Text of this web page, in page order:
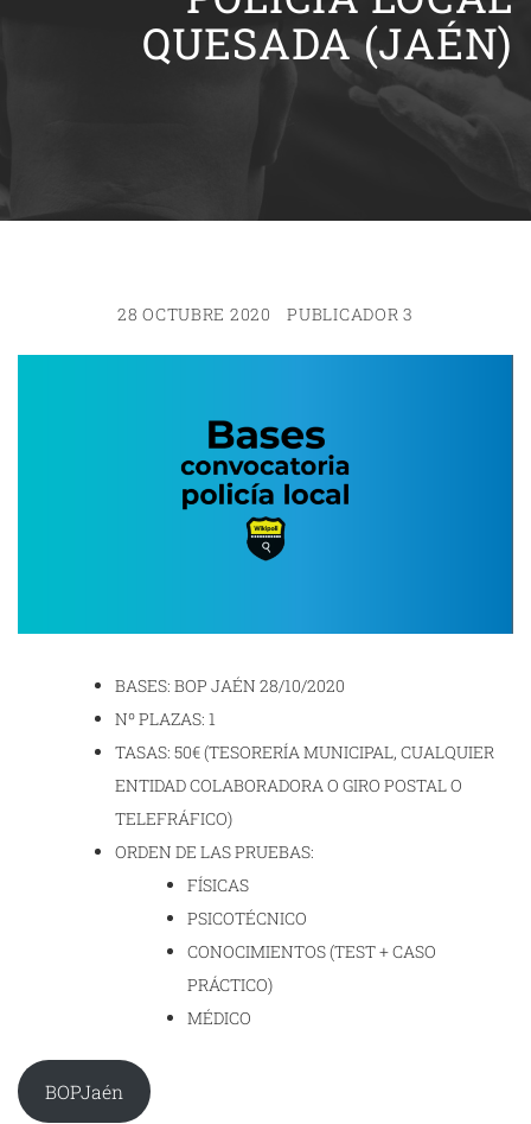
QUESADA (JAÉN)
28 OCTUBRE 2020 PUBLICADOR 3
BASES: BOP JAÉN 28/10/2020
Nº PLAZAS: 1
TASAS: 50€ (TESORERÍA MUNICIPAL, CUALQUIER
ENTIDAD COLABORADORA O GIRO POSTAL O
TELEFRÁFICO)
ORDEN DE LAS PRUEBAS:
FÍSICAS
PSICOTÉCNICO
CONOCIMIENTOS (TEST + CASO
PRÁCTICO)
MÉDICO
BOPJaén